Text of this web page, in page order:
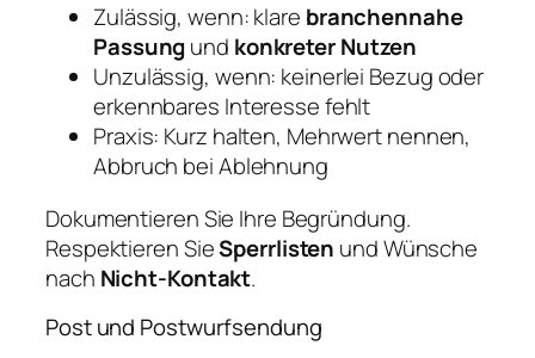
Zulässig, wenn: klare branchennahe
Passung und konkreter Nutzen
Unzulässig, wenn: keinerlei Bezug oder
erkennbares Interesse fehlt
Praxis: Kurz halten, Mehrwert nennen,
Abbruch bei Ablehnung
Dokumentieren Sie Ihre Begründung.
Respektieren SieSperrlisten und Wünsche
nach Nicht‑Kontakt.
Post und Postwurfsendung